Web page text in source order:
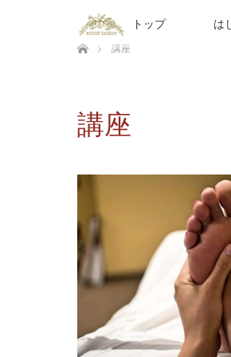
トップ は
ホーム
講座
講座